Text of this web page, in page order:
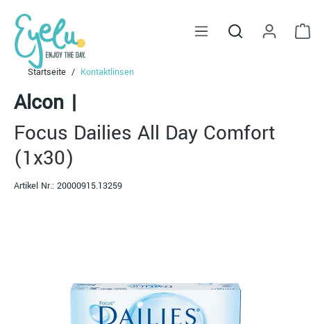
springen
Startseite Kontaktlinsen
Alcon |
Focus Dailies All Day Comfort
(1x30)
Artikel Nr.: 20000915.13259